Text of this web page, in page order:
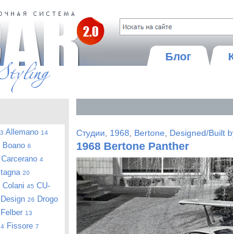
Блог
3 Allemano 14
Boano 6
Carcerano 4
20
Colani 45 CU-
26 Drogo
Felber 13
Fissore 7
Студии 1968 Bertone Designed/Built
1968 Bertone Panther